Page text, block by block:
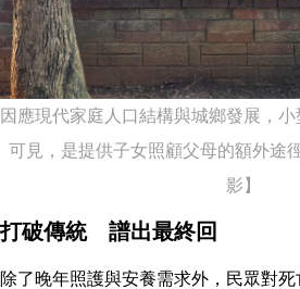
因應現代家庭人口結構與城鄉發展，
可見，是提供子女照顧父母的額外
影】
打破傳統 譜出最終回
除了晚年照護與安養需求外，民眾對